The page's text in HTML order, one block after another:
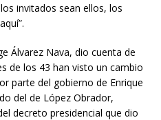
invitados sean ellos, los
Álvarez Nava, dio cuenta de
de los 43 han visto un cambio
parte del gobierno de Enrique
del de López Obrador,
decreto presidencial que dio